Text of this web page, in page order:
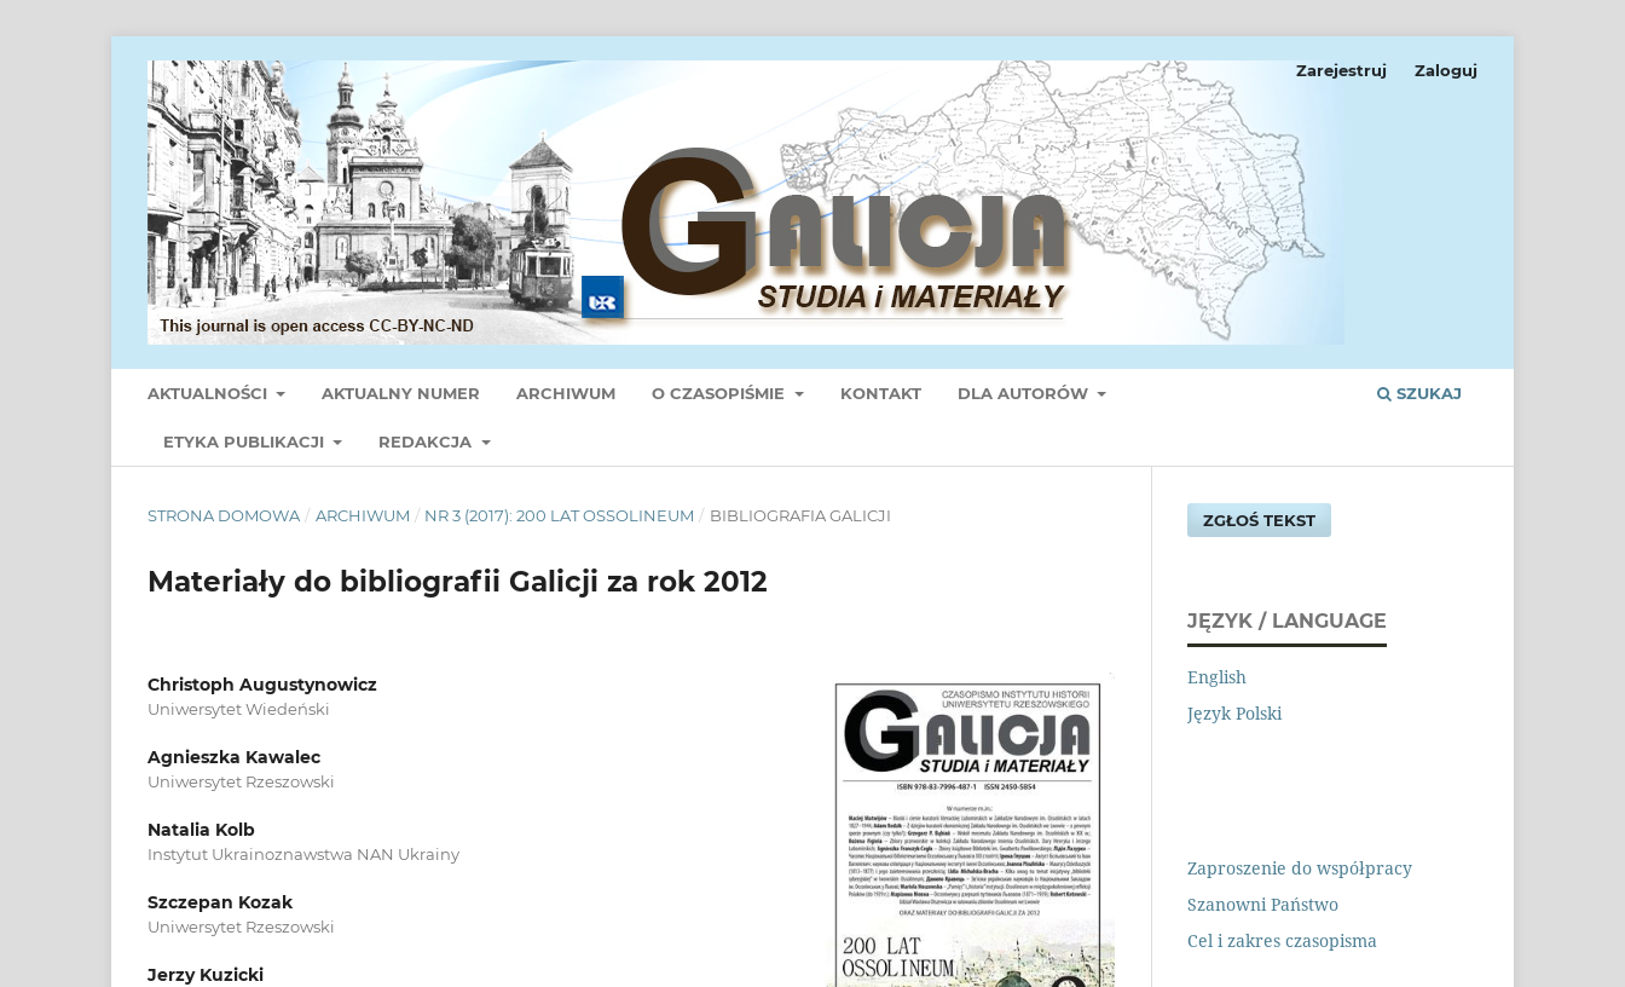
AKTUALNOŚCI AKTUALNY NUMER ARCHIWUM O CZASOPIŚMIE KONTAKT DLA AUTORÓW
ETYKA PUBLIKACJI REDAKCJA
SZUKAJ
Zarejestruj Zaloguj
STRONA DOMOWA / ARCHIWUM / NR 3 (2017): 200 LAT OSSOLINEUM / BIBLIOGRAFIA GALICJI
Materiały do bibliografii Galicji za rok 2012
Christoph Augustynowicz
Uniwersytet Wiedeński
Agnieszka Kawalec
Uniwersytet Rzeszowski
Natalia Kolb
Instytut Ukrainoznawstwa NAN Ukrainy
Szczepan Kozak
Uniwersytet Rzeszowski
Jerzy Kuzicki
ZGŁOŚ TEKST
JĘZYK / LANGUAGE
English
Język Polski
Zaproszenie do współpracy
Szanowni Państwo
Cel i zakres czasopisma